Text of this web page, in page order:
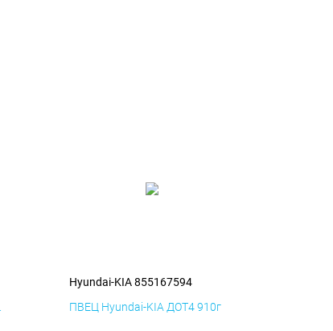
Hyundai-KIA 855167594
ПВЕЦ Hyundai-KIA ДОТ4 910г